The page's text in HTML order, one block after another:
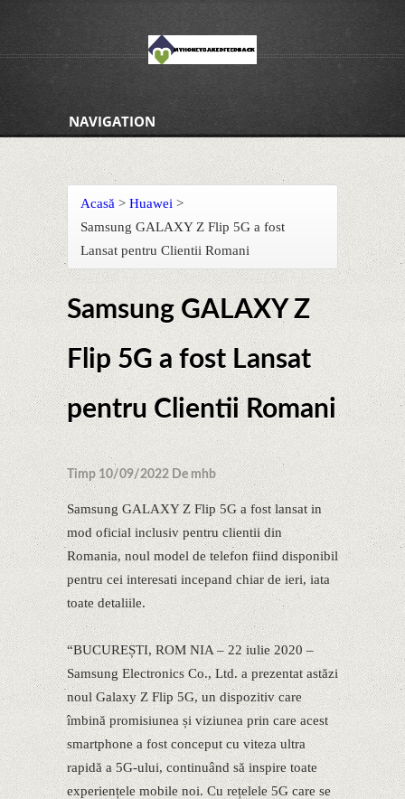
NAVIGATION
Acasă > Huawei >
Samsung GALAXY Z Flip 5G a fost
Lansat pentru Clientii Romani
Samsung GALAXY Z
Flip 5G a fost Lansat
pentru Clientii Romani
Timp 10/09/2022 De mhb
Samsung GALAXY Z Flip 5G a fost lansat in
mod oficial inclusiv pentru clientii din
Romania, noul model de telefon fiind disponibil
pentru cei interesati incepand chiar de ieri, iata
toate detaliile.
“BUCUREȘTI, ROM NIA – 22 iulie 2020 –
Samsung Electronics Co., Ltd. a prezentat astăzi
noul Galaxy Z Flip 5G, un dispozitiv care
îmbină promisiunea și viziunea prin care acest
smartphone a fost conceput cu viteza ultra
rapidă a 5G-ului, continuând să inspire toate
experiențele mobile noi. Cu rețelele 5G care se